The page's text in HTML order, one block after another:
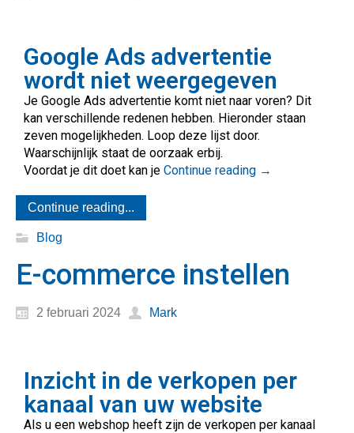
Google Ads advertentie
wordt niet weergegeven
Je Google Ads advertentie komt niet naar voren? Dit
kan verschillende redenen hebben. Hieronder staan
zeven mogelijkheden. Loop deze lijst door.
Waarschijnlijk staat de oorzaak erbij.
Voordat je dit doet kan je Continue reading →
Continue reading...
Blog
E-commerce instellen
2 februari 2024 Mark
Inzicht in de verkopen per
kanaal van uw website
Als u een webshop heeft zijn de verkopen per kanaal